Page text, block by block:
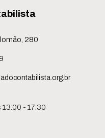
280
13:00 - 17:30